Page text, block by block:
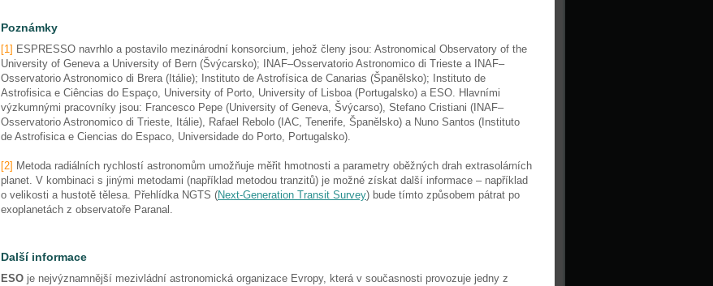
Poznámky
[1] ESPRESSO navrhlo a postavilo mezinárodní konsorcium, jehož členy jsou: Astronomical Observatory of the
University of Geneva a University of Bern (Švýcarsko); INAF–Osservatorio Astronomico di Trieste a INAF–
Osservatorio Astronomico di Brera (Itálie); Instituto de Astrofísica de Canarias (Španělsko); Instituto de
Astrofisica e Ciências do Espaço, University of Porto, University of Lisboa (Portugalsko) a ESO. Hlavními
výzkumnými pracovníky jsou: Francesco Pepe (University of Geneva, Švýcarso), Stefano Cristiani (INAF–
Osservatorio Astronomico di Trieste, Itálie), Rafael Rebolo (IAC, Tenerife, Španělsko) a Nuno Santos (Instituto
de Astrofisica e Ciencias do Espaco, Universidade do Porto, Portugalsko).
[2] Metoda radiálních rychlostí astronomům umožňuje měřit hmotnosti a parametry oběžných drah extrasolárních
planet. V kombinaci s jinými metodami (například metodou tranzitů) je možné získat další informace – například
o velikosti a hustotě tělesa. Přehlídka NGTS (Next-Generation Transit Survey) bude tímto způsobem pátrat po
exoplanetách z observatoře Paranal.
Další informace
ESO je nejvýznamnější mezivládní astronomická organizace Evropy, která v současnosti provozuje jedny z